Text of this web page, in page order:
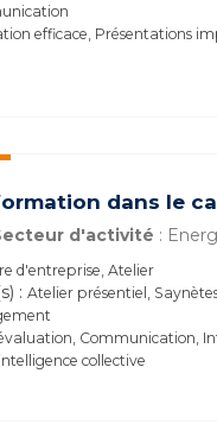
efficace, Présentations
dans le
d'activité :
d'entreprise, Atelier
: Atelier présentiel,
Communication,
collective